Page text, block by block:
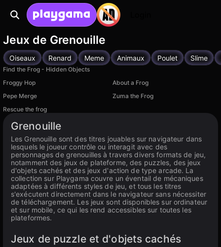
Jeux de Grenouille
Oiseaux Renard Meme Animaux Poulet Slime
Find the Frog - Hidden Objects
Froggy Hop
About a Frog
Pepe Merge
Zuma the Frog
Disponible sur PC
Rescue the frog
Grenouille
Les Grenouille sont des titres jouables sur navigateur dans
lesquels le joueur contrôle ou interagit avec des
personnages de grenouilles à travers divers formats de jeu,
notamment des jeux de plateforme, des puzzles, des jeux
d'objets cachés et des jeux d'action de type arcade. La
collection sur Playgama couvre un éventail de mécaniques
adaptées à différents styles de jeu, et tous les titres
s'exécutent directement dans le navigateur sans nécessiter
de téléchargement. Les jeux sont disponibles sur ordinateur
et sur mobile, ce qui les rend accessibles sur toutes les
plateformes.
Jeux de puzzle et d'objets cachés